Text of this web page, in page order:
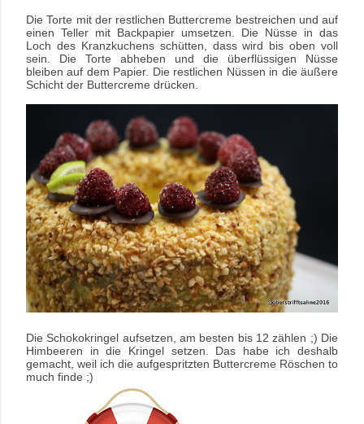
Die Torte mit der restlichen Buttercreme bestreichen und auf
einen Teller mit Backpapier umsetzen. Die Nüsse in das
Loch des Kranzkuchens schütten, dass wird bis oben voll
sein. Die Torte abheben und die überflüssigen Nüsse
bleiben auf dem Papier. Die restlichen Nüssen in die äußere
Schicht der Buttercreme drücken.
Die Schokokringel aufsetzen, am besten bis 12 zählen ;) Die
Himbeeren in die Kringel setzen. Das habe ich deshalb
gemacht, weil ich die aufgespritzten Buttercreme Röschen to
much finde ;)